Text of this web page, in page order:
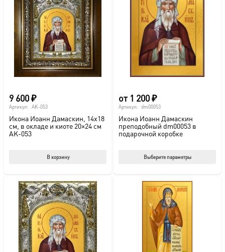
9 600₽
Артикул: AK-053
Икона Иоанн Дамаскин, 14х18
см, в окладе и киоте 20×24 см
AK-053
В корзину
от 1 200₽
Артикул: dm00053
Икона Иоанн Дамаскин
преподобный dm00053 в
подарочной коробке
Выберите параметры